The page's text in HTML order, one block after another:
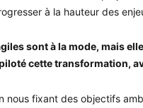
à la hauteur des
sont à la mode, mais
cette transformation,
nous fixant des objectifs